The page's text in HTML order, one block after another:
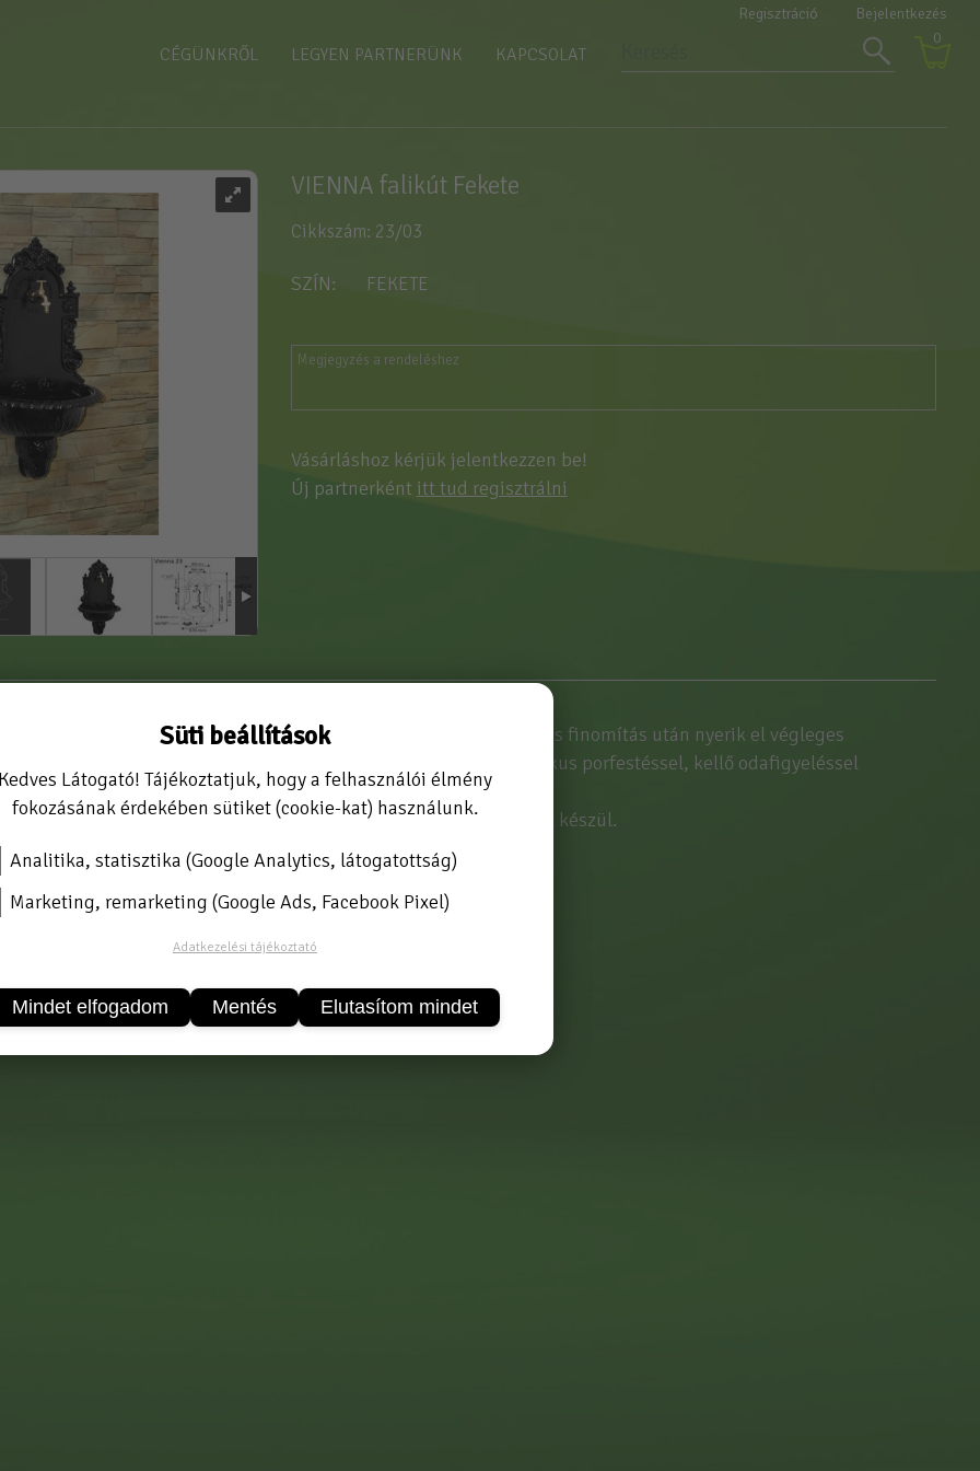
Regisztráció
Bejelentkezés
0
CÉGÜNKRŐL LEGYEN PARTNERÜNK KAPCSOLAT
VIENNA falikút Fekete
Cikkszám: 23/03
SZÍN FEKETE
Vásárláshoz kérjük jelentkezzen be!
Új partnerként itt tud regisztrálni
öntvényből. 23/03 Fekete
úgynevezett kokilla öntéssel készülnek. A megmunkálás és finomítás után nyerik el végleges
A külső bevonat, kültéri és UV álló porlakk, amit elektrosztatikus porfestéssel, kellő odafigyeléssel
kútjaink hosszú élettartamát.
egy jó minőségű és formában odaillő kerti csap ami sárgarézből készül.
mély.:26cm
Süti beállítások
Kedves Látogató! Tájékoztatjuk, hogy a felhasználói élmény
fokozásának érdekében sütiket (cookie-kat) használunk.
Analitika, statisztika (Google Analytics, látogatottság)
Marketing, remarketing (Google Ads, Facebook Pixel)
Adatkezelési tájékoztató
Mindet elfogadom Mentés Elutasítom mindet